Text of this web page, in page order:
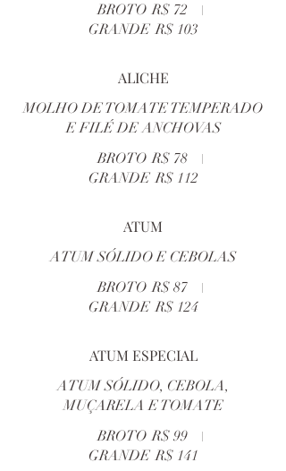
BROTO R$ 72
GRANDE R$ 103
ALICHE
MOLHO DE TOMATE TEMPERADO
E FILÉ DE ANCHOVAS
BROTO R$ 78
GRANDE R$ 112
ATUM
ATUM SÓLIDO E CEBOLAS
BROTO R$ 87
GRANDE R$ 124
ATUM ESPECIAL
ATUM SÓLIDO, CEBOLA,
MUÇARELA E TOMATE
BROTO R$ 99
GRANDE R$ 141